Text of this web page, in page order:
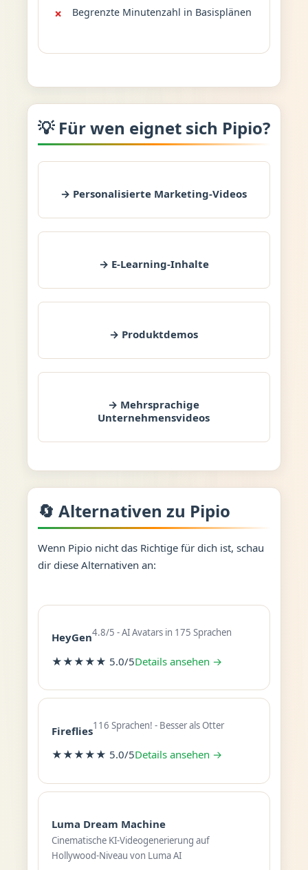
Begrenzte Minutenzahl in Basisplänen
💡 Für wen eignet sich Pipio?
→ Personalisierte Marketing-Videos
→ E-Learning-Inhalte
→ Produktdemos
→ Mehrsprachige
Unternehmensvideos
🔄 Alternativen zu Pipio
Wenn Pipio nicht das Richtige für dich ist, schau
dir diese Alternativen an:
HeyGen4.8/5 - AI Avatars in 175 Sprachen
★★★★★ 5.0/5Details ansehen →
Fireflies116 Sprachen! - Besser als Otter
★★★★★ 5.0/5Details ansehen →
Luma Dream Machine
Cinematische KI-Videogenerierung auf
Hollywood-Niveau von Luma AI